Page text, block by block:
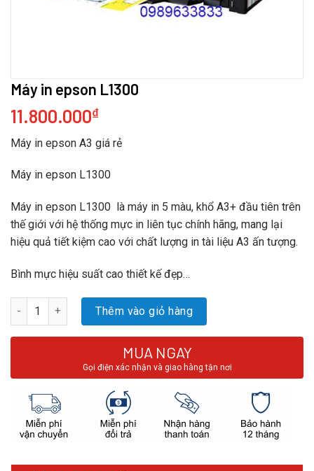
Máy in epson L1300
11.800.000₫
Máy in epson A3 giá rẻ
Máy in epson L1300
Máy in epson L1300 là máy in 5 màu, khổ A3+ đầu tiên trên
thế giới với hệ thống mực in liên tục chính hãng, mang lại
hiệu quả tiết kiệm cao với chất lượng in tài liệu A3 ấn tượng.
Bình mực hiệu suất cao thiết kế đẹp…
Số lượng Thêm vào giỏ hàng
MUA NGAY
Gọi điện xác nhận và giao hàng tận nơi